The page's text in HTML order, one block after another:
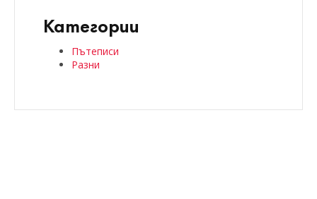
Категории
Пътеписи
Разни